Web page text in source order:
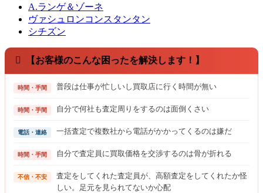
A.ランゲ＆ゾーネ
ヴァシュロンコンスタンタン
シチズン
【お客様のこんな困ったを解決します！】
時間・手間 普段は仕事が忙しいし買取店に行く時間が無い
時間・手間 自分で何社も査定周りをするのは面倒くさい
電話・連絡 一括査定で複数社から電話がかかってくるのは嫌だ
時間・手間 自分で査定員に買取価格を交渉するのは骨が折れる
不信・不安
査定をしてくれた査定員が、高額査定をしてくれたか怪
しい。足元を見られてないか心配